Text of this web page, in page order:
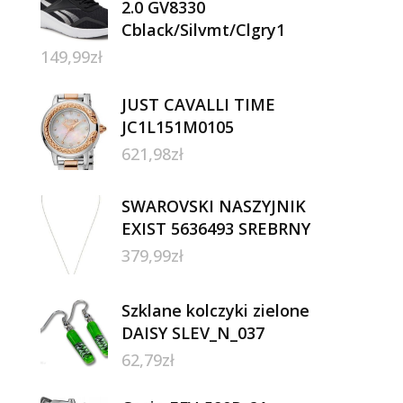
2.0 GV8330
Cblack/Silvmt/Clgry1
149,99zł
JUST CAVALLI TIME
JC1L151M0105
621,98zł
SWAROVSKI NASZYJNIK
EXIST 5636493 SREBRNY
379,99zł
Szklane kolczyki zielone
DAISY SLEV_N_037
62,79zł